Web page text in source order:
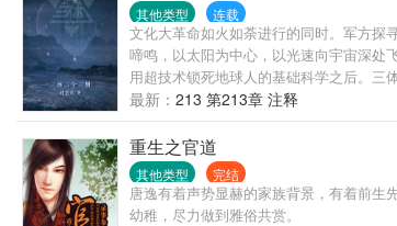
其他类型 连载
文化大革命如火如荼进行的同时。军方探
啼鸣，以太阳为中心，以光速向宇宙深
用超技术锁死地球人的基础科学之后。
最新： 213 第213章 注释
重生之官道
其他类型 完结
唐逸有着声势显赫的家族背景，有着前生
幼稚，尽力做到雅俗共赏。